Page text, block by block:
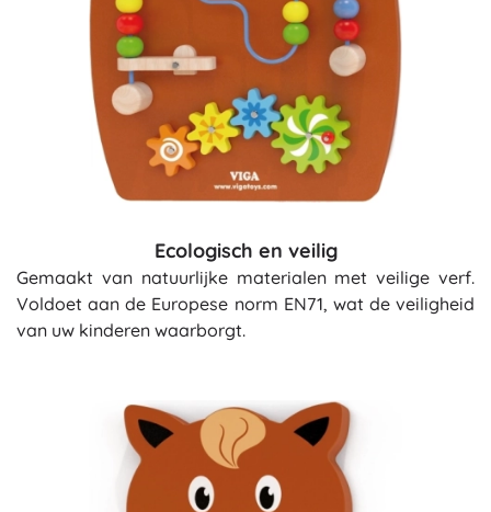
Ecologisch en veilig
Gemaakt van natuurlijke materialen met veilige verf.
Voldoet aan de Europese norm EN71, wat de veiligheid
van uw kinderen waarborgt.